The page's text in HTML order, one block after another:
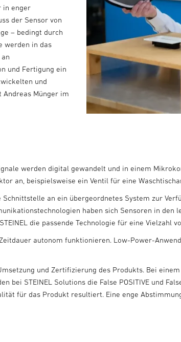
in enger
der Sensor von
– bedingt durch
werden in das
und Fertigung ein
und
Andreas Münger im
werden digital gewandelt und in einem
an, beispielsweise ein Ventil für eine
an ein übergeordnetes System zur
haben sich Sensoren in den
die passende Technologie für eine Vielzahl
autonom funktionieren. Low-Power-
und Zertifizierung des Produkts. Bei
bei STEINEL Solutions die False POSITIVE und
für das Produkt resultiert. Eine enge